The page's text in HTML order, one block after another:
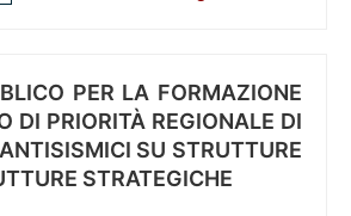
PER LA FORMAZIONE
DI PRIORITÀ REGIONALE DI
SU STRUTTURE
STRATEGICHE